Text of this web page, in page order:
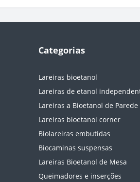
Categorias
Lareiras bioetanol
Lareiras de etanol
Lareiras a Bioetanol de Parede
Lareiras bioetanol corner
Biolareiras embutidas
Biocaminas suspensas
Lareiras Bioetanol de Mesa
Queimadores e inserções